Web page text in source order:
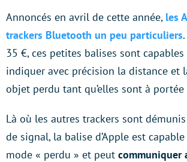
Annoncés en avril de cette année, les
trackers Bluetooth un peu particuliers
35 €, ces petites balises sont capables
indiquer avec précision la distance et
objet perdu tant qu’elles sont à
Là où les autres trackers sont
de signal, la balise d’Apple est
mode « perdu » et peut communiquer